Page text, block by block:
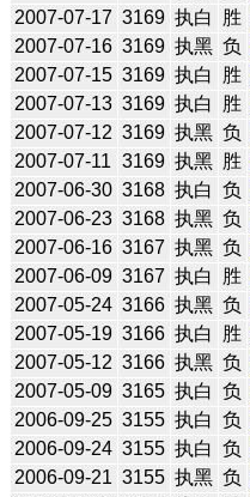
2007-07-17 3169 执白 胜
2007-07-16 3169 执黑 负
2007-07-15 3169 执白 胜
2007-07-13 3169 执白 胜
2007-07-12 3169 执黑 负
2007-07-11 3169 执黑 胜
2007-06-30 3168 执白 负
2007-06-23 3168 执黑 负
2007-06-16 3167 执黑 负
2007-06-09 3167 执白 胜
2007-05-24 3166 执黑 负
2007-05-19 3166 执白 胜
2007-05-12 3166 执黑 负
2007-05-09 3165 执白 负
2006-09-25 3155 执白 负
2006-09-24 3155 执白 负
2006-09-21 3155 执黑 负